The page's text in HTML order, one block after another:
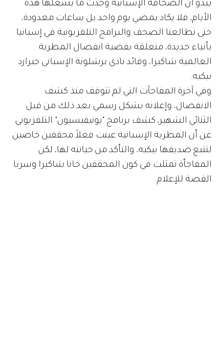
يبدو أن الصحافة الإسبانية وجدت ما يشغلها هذه
الأيام، فلا يكاد يمضي يوم واحد بل ساعات معدودة،
حتى تطالعنا الصحف والبرامج التلفزيونية في إسبانيا
بأنباء جديدة، متعلقة بقضية انفصال المطربة
العالمية شاكيرا، وقائد نادي برشلونة الإسباني جيرارد
بيكيه.
وفي آخرة المفاجآت التي لم تتوقف منذ كشف
الانفصال، وإعلانه بشكل رسمي بعد ذلك من قبل
الثنائي الشهير، كشف برنامج "يونيفيسيون" التلفزيوني
عن أن المطربة الإسبانية عينت فعلاً محققين خاصين
لتتبع صديقها بيكيه، والتأكد من خيانته لها، لكن
المفاجأة تمثلت في كون المحققين خانا شاكيرا وسربا
القصة للإعلام.